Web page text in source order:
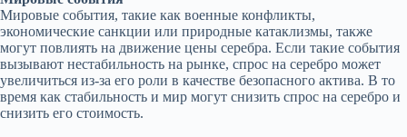
Мировые события, такие как военные конфликты,
экономические санкции или природные катаклизмы, также
могут повлиять на движение цены серебра. Если такие события
вызывают нестабильность на рынке, спрос на серебро может
увеличиться из-за его роли в качестве безопасного актива. В то
время как стабильность и мир могут снизить спрос на серебро и
снизить его стоимость.